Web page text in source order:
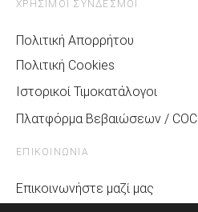
ΧΡΗΣΙΜΟΙ ΣΥΝΔΕΣΜΟΙ
Πολιτική Απορρήτου
Πολιτική Cookies
Ιστορικοί Τιμοκατάλογοι
Πλατφόρμα Βεβαιώσεων / COC
ΕΠΙΚΟΙΝΩΝΙΑ
Επικοινωνήστε μαζί μας